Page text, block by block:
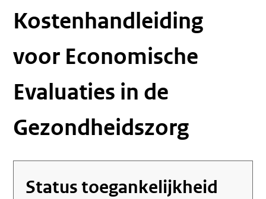
Kostenhandleiding
voor Economische
Evaluaties in de
Gezondheidszorg
Status toegankelijkheid